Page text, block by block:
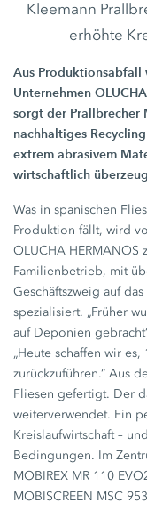
Kleemann
erhöhte
Aus
Unternehmen
sorgt der Prallbrecher
nachhaltiges
extrem abrasivem
wirtschaftlich
Was in spanischen
Produktion fällt, wird
OLUCHA HERMANOS
Familienbetrieb, mit
Geschäftszweig auf
spezialisiert. „Früher
auf Deponien
„Heute schaffen wir es,
zurückzuführen.“ Aus
Fliesen gefertigt. Der
weiterverwendet. Ein
Kreislaufwirtschaft –
Bedingungen. Im
MOBIREX MR 110
MOBISCREEN MSC